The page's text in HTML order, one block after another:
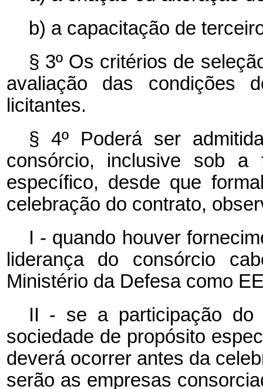
b) a capacitação de
§ 3º Os critérios de
avaliação das condições
licitantes.
§ 4º Poderá ser
consórcio, inclusive sob a
específico, desde que
celebração do contrato,
I - quando houver
liderança do consórcio
Ministério da Defesa como
II - se a participação
sociedade de propósito
deverá ocorrer antes da
serão as empresas